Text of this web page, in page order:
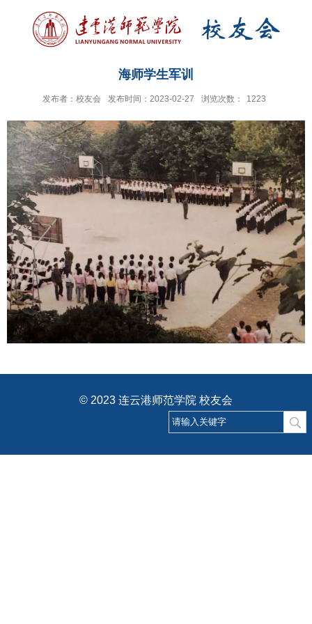
海师学生军训
发布者：校友会 发布时间：2023-02-27 浏览次数： 1223
© 2023 连云港师范学院 校友会